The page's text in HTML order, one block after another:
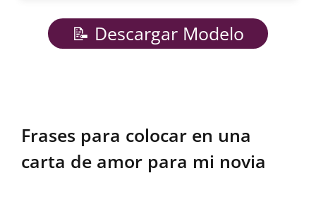
📝 Descargar Modelo
Frases para colocar en una
carta de amor para mi novia